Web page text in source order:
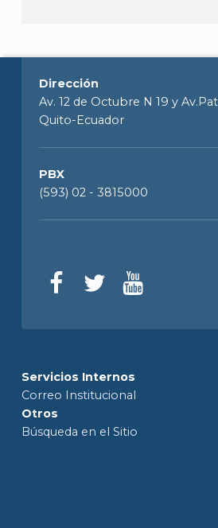
Dirección
Av. 12 de Octubre N 19 y
Quito-Ecuador
PBX
(593) 02 - 3815000
Servicios Internos
Correo Institucional
Otros
Búsqueda en el Sitio